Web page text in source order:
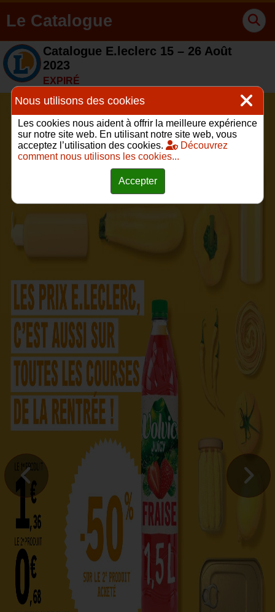
Le Catalogue
Catalogue E.leclerc 15 – 26 Août
2023
EXPIRÉ
Nous utilisons des cookies
Les cookies nous aident à offrir la meilleure expérience
sur notre site web. En utilisant notre site web, vous
acceptez l’utilisation des cookies.
Découvrez
comment nous utilisons les cookies...
Accepter